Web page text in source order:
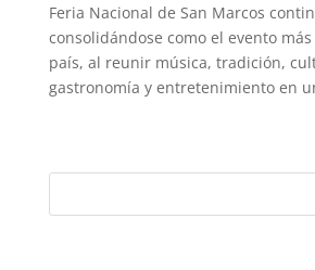
Feria Nacional de San Marcos
consolidándose como el evento
país, al reunir música, tradición,
gastronomía y entretenimiento en